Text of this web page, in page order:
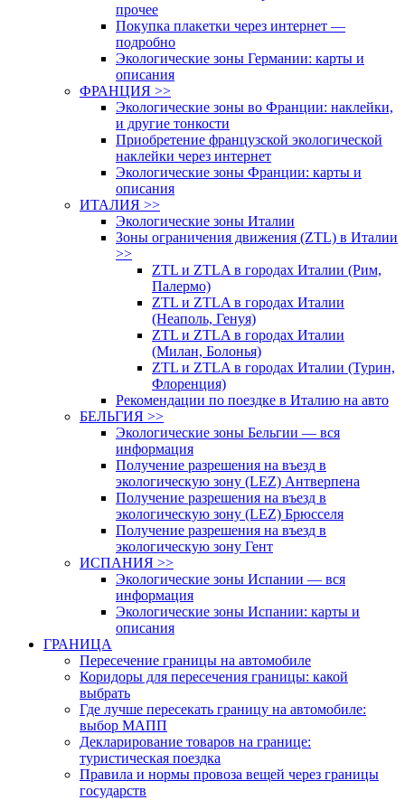
прочее
Покупка плакетки через интернет —
подробно
Экологические зоны Германии: карты и
описания
ФРАНЦИЯ >>
Экологические зоны во Франции: наклейки,
и другие тонкости
Приобретение французской экологической
наклейки через интернет
Экологические зоны Франции: карты и
описания
ИТАЛИЯ >>
Экологические зоны Италии
Зоны ограничения движения (ZTL) в Италии
>>
ZTL и ZTLA в городах Италии (Рим,
Палермо)
ZTL и ZTLA в городах Италии
(Неаполь, Генуя)
ZTL и ZTLA в городах Италии
(Милан, Болонья)
ZTL и ZTLA в городах Италии (Турин,
Флоренция)
Рекомендации по поездке в Италию на авто
БЕЛЬГИЯ >>
Экологические зоны Бельгии — вся
информация
Получение разрешения на въезд в
экологическую зону (LEZ) Антверпена
Получение разрешения на въезд в
экологическую зону (LEZ) Брюсселя
Получение разрешения на въезд в
экологическую зону Гент
ИСПАНИЯ >>
Экологические зоны Испании — вся
информация
Экологические зоны Испании: карты и
описания
ГРАНИЦА
Пересечение границы на автомобиле
Коридоры для пересечения границы: какой
выбрать
Где лучше пересекать границу на автомобиле:
выбор МАПП
Декларирование товаров на границе:
туристическая поездка
Правила и нормы провоза вещей через границы
государств